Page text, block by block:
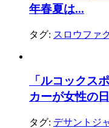
年春夏は...
タグ: スロウファ
「ルコックス
カーが女性の
タグ: デサントジ